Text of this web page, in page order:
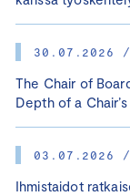
30.07.2026 /
The Chair of
Depth of a Chair’s
03.07.2026 /
Ihmistaidot